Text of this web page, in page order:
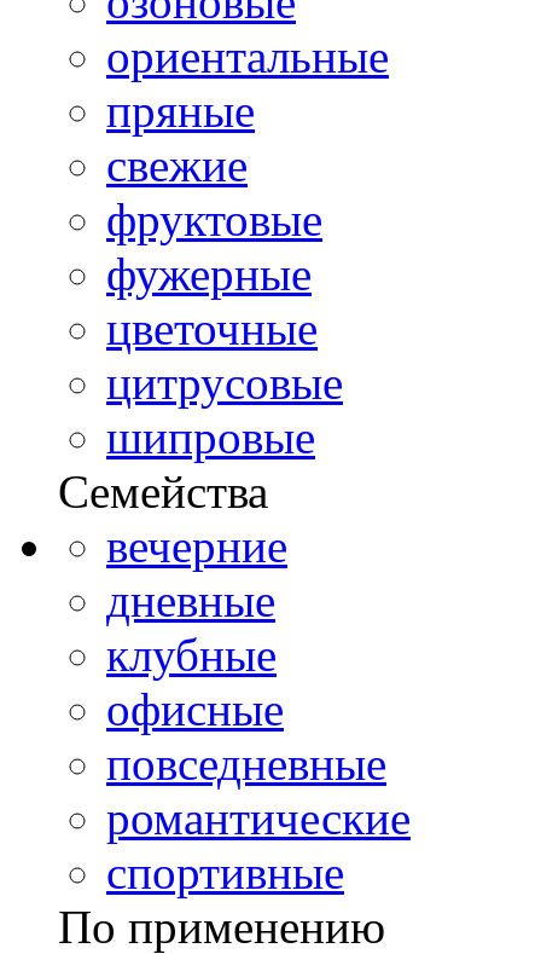
ориентальные
пряные
свежие
фруктовые
фужерные
цветочные
цитрусовые
шипровые
Семейства
вечерние
дневные
клубные
офисные
повседневные
романтические
спортивные
По применению